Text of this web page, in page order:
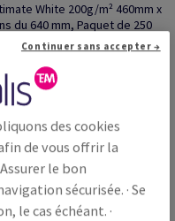
White 200g/m² 460mm x
du 640 mm, Paquet de 250
20% de remise sur
des cookies
de vous offrir la
le bon
sécurisée. · Se
le cas échéant. ·
Continuer sans accepter →